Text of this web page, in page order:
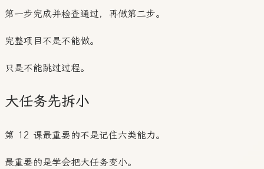
第一步完成并检查通过，再做第二步。
完整项目不是不能做。
只是不能跳过过程。
大任务先拆小
第 12 课最重要的不是记住六类能力。
最重要的是学会把大任务变小。